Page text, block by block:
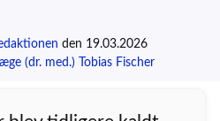
den 19.03.2026
læge (dr. med.) Tobias Fischer